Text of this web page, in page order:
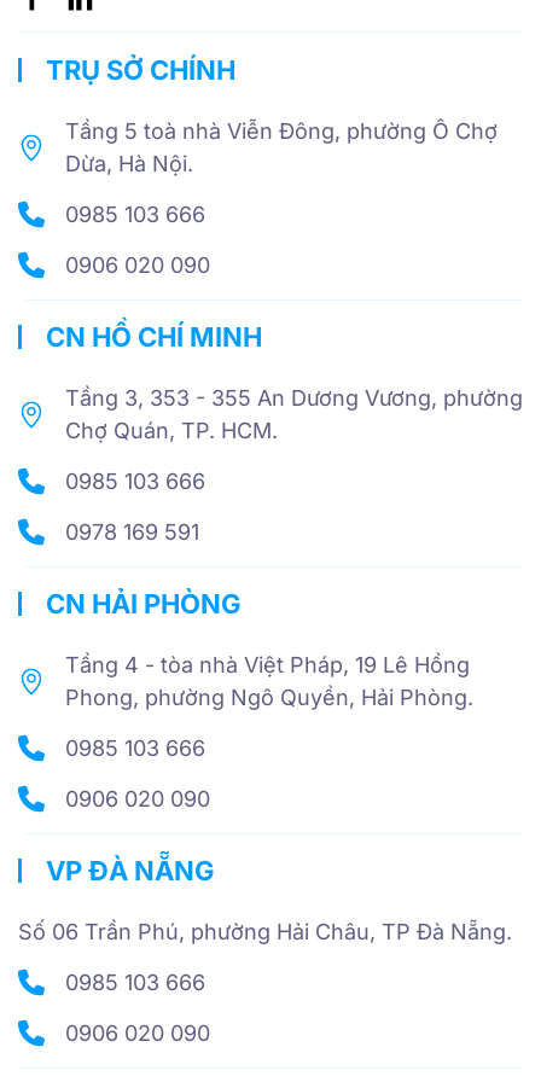
TRỤ SỞ CHÍNH
Tầng 5 toà nhà Viễn Đông, phường Ô Chợ
Dừa, Hà Nội.
0985 103 666
0906 020 090
CN HỒ CHÍ MINH
Tầng 3, 353 - 355 An Dương Vương, phường
Chợ Quán, TP. HCM.
0985 103 666
0978 169 591
CN HẢI PHÒNG
Tầng 4 - tòa nhà Việt Pháp, 19 Lê Hồng
Phong, phường Ngô Quyền, Hải Phòng.
0985 103 666
0906 020 090
VP ĐÀ NẴNG
Số 06 Trần Phú, phường Hải Châu, TP Đà Nẵng.
0985 103 666
0906 020 090